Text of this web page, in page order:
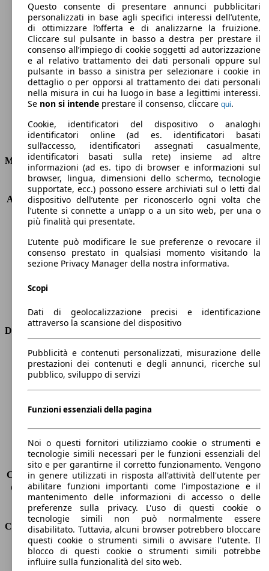
95 g/km
Emissioni di CO2 (combinato)*
Consumi
Motore e Prestazioni
KW (PS)
73 kW (99 PS)
Accelerazione (0-100 km/h)
Velocità massima (km/h)
180 km/h
Numero di marce
5
Coppia
254 nm
Cilindrata
1560 ccm
Carburante
Diesel
Trasmissione
Dimensioni
Lunghezza
4160 mm
Altezza
1550 mm
Larghezza
Peso massimo
1710 kg
Sedili
5
Carico sul tetto
-
Capacità di traino (senza freni) -
Capacità di traino (con freni)
1270 kg
Volume del bagagliaio
350 - 1000 l
Consumi
Emissioni di CO2*
95 g/km (komb.)
Consumo (urbano)
4.2 l/100km
Questo consente di presentare annunci pubblicitari
personalizzati in base agli specifici interessi dell’utente,
di ottimizzare l’offerta e di analizzarne la fruizione.
Cliccare sul pulsante in basso a destra per prestare il
consenso all’impiego di cookie soggetti ad autorizzazione
e al relativo trattamento dei dati personali oppure sul
pulsante in basso a sinistra per selezionare i cookie in
dettaglio o per opporsi al trattamento dei dati personali
nella misura in cui ha luogo in base a legittimi interessi.
Se non si intende prestare il consenso, cliccare qui.
Cookie, identificatori del dispositivo o analoghi
identificatori online (ad es. identificatori basati
sull’accesso, identificatori assegnati casualmente,
identificatori basati sulla rete) insieme ad altre
informazioni (ad es. tipo di browser e informazioni sul
browser, lingua, dimensioni dello schermo, tecnologie
supportate, ecc.) possono essere archiviati sul o letti dal
dispositivo dell’utente per riconoscerlo ogni volta che
l’utente si connette a un’app o a un sito web, per una o
più finalità qui presentate.
L’utente può modificare le sue preferenze o revocare il
consenso prestato in qualsiasi momento visitando la
sezione Privacy Manager della nostra informativa.
Scopi
Dati di geolocalizzazione precisi e identificazione
attraverso la scansione del dispositivo
Pubblicità e contenuti personalizzati, misurazione delle
prestazioni dei contenuti e degli annunci, ricerche sul
pubblico, sviluppo di servizi
Funzioni essenziali della pagina
Noi o questi fornitori utilizziamo cookie o strumenti e
tecnologie simili necessari per le funzioni essenziali del
sito e per garantirne il corretto funzionamento. Vengono
in genere utilizzati in risposta all'attività dell'utente per
abilitare funzioni importanti come l'impostazione e il
mantenimento delle informazioni di accesso o delle
preferenze sulla privacy. L'uso di questi cookie o
tecnologie simili non può normalmente essere
disabilitato. Tuttavia, alcuni browser potrebbero bloccare
questi cookie o strumenti simili o avvisare l'utente. Il
blocco di questi cookie o strumenti simili potrebbe
influire sulla funzionalità del sito web.